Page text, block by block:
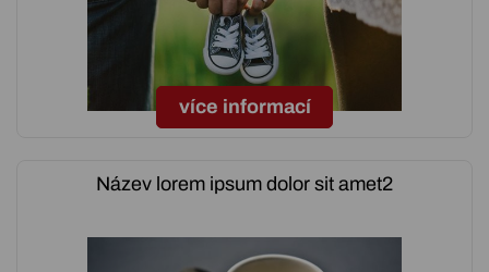
více informací
Název lorem ipsum dolor sit amet2